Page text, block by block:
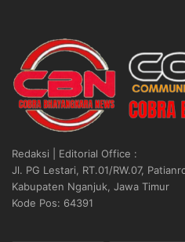
Redaksi | Editorial Office :
Jl. PG Lestari, RT.01/RW.07,
Kabupaten Nganjuk, Jawa Timur
Kode Pos: 64391